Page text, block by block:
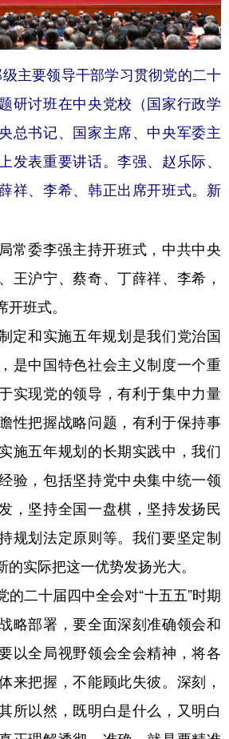
级主要领导干部学习贯彻党的二十
研讨班在中央党校（国家行政学
总书记、国家主席、中央军委主
发表重要讲话。李强、赵乐际、
祥、李希、韩正出席开班式。新
委李强主持开班式，中共中央
王沪宁、蔡奇、丁薛祥、李希，
班式。
和实施五年规划是我们党治国
是中国特色社会主义制度一个重
实现党的领导，有利于集中力量
性把握战略问题，有利于保持事
施五年规划的长期实践中，我们
验，包括坚持党中央集中统一领
，坚持全国一盘棋，坚持发扬民
规划法定原则等。我们要坚定制
实际把这一优势发扬光大。
二十届四中全会对“十五五”时期
略部署，要全面深刻准确领会和
以全局视野领会全会精神，将各
来把握，不能顾此失彼。深刻，
所以然，既明白是什么，又明白